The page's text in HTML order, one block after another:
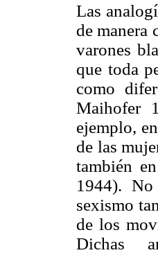
Las
de manera
varones
que toda
como
Maihofer
ejemplo,
de las
también
1944).
sexismo
de los
Dichas